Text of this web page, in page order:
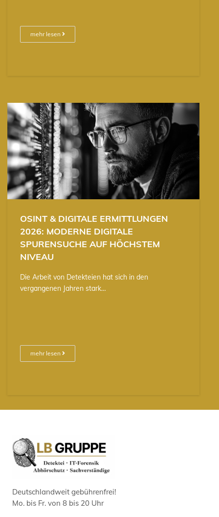
mehr lesen
OSINT & DIGITALE ERMITTLUNGEN
2026: MODERNE DIGITALE
SPURENSUCHE AUF HÖCHSTEM
NIVEAU
Die Arbeit von Detekteien hat sich in den
vergangenen Jahren stark…
mehr lesen
Deutschlandweit gebührenfrei!
Mo. bis Fr. von 8 bis 20 Uhr